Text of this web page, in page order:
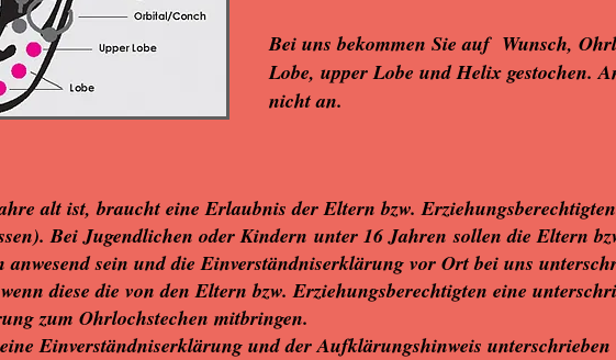
Bei uns bekommen Sie auf Wunsch,
Lobe, upper Lobe und Helix gestochen.
nicht an.
alt ist, braucht eine Erlaubnis der Eltern bzw.
Bei Jugendlichen oder Kindern unter 16 Jahren sollen die Eltern
anwesend sein und die Einverständniserklärung vor Ort bei uns
diese die von den Eltern bzw. Erziehungsberechtigten eine
zum Ohrlochstechen mitbringen.
eine Einverständniserklärung und der Aufklärungshinweis unterschrieben